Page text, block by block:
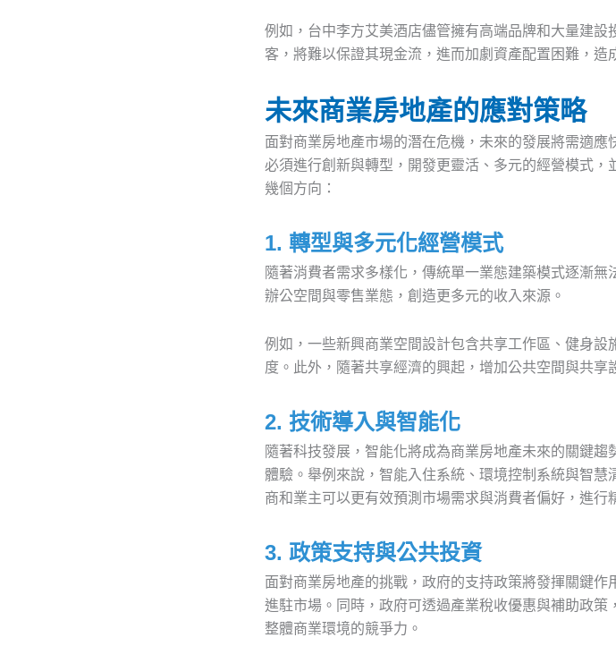
例如，台中李方艾美酒店儘管擁有高端品牌和大量建
客，將難以保證其現金流，進而加劇資產配置困難，造
未來商業房地產的應對策略
面對商業房地產市場的潛在危機，未來的發展將需適
必須進行創新與轉型，開發更靈活、多元的經營模式
幾個方向：
1. 轉型與多元化經營模式
隨著消費者需求多樣化，傳統單一業態建築模式逐漸
辦公空間與零售業態，創造更多元的收入來源。
例如，一些新興商業空間設計包含共享工作區、健身
度。此外，隨著共享經濟的興起，增加公共空間與共享
2. 技術導入與智能化
隨著科技發展，智能化將成為商業房地產未來的關鍵
體驗。舉例來說，智能入住系統、環境控制系統與智
商和業主可以更有效預測市場需求與消費者偏好，進行
3. 政策支持與公共投資
面對商業房地產的挑戰，政府的支持政策將發揮關鍵
進駐市場。同時，政府可透過產業稅收優惠與補助政
整體商業環境的競爭力。